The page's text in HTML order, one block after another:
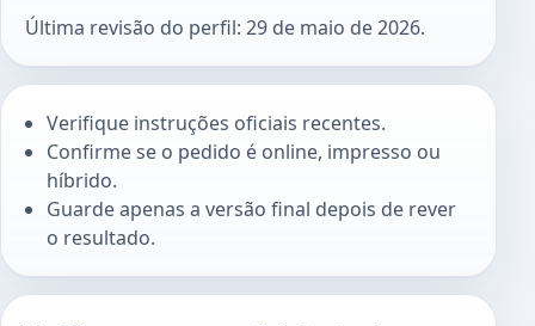
Última revisão do perfil: 29 de maio de 2026.
Verifique instruções oficiais recentes.
Confirme se o pedido é online, impresso ou
híbrido.
Guarde apenas a versão final depois de rever
o resultado.